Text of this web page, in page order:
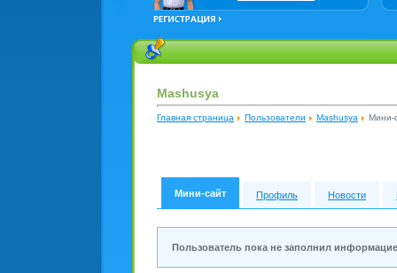
Mashusya
Главная страница Пользователи Mashusya Мини-
Мини-сайт Профиль Новости
Пользователь пока не заполнил